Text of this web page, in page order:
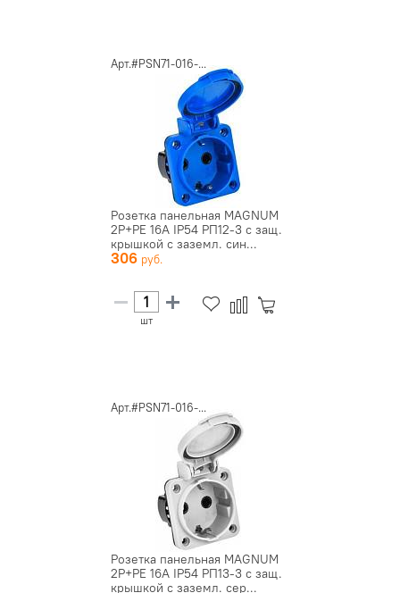
Арт.#PSN71-016-...
Розетка панельная MAGNUM
2P+PE 16А IP54 РП12-3 с защ.
крышкой с заземл. син...
306
шт
Арт.#PSN71-016-...
Розетка панельная MAGNUM
2P+PE 16А IP54 РП13-3 с защ.
крышкой с заземл. сер...